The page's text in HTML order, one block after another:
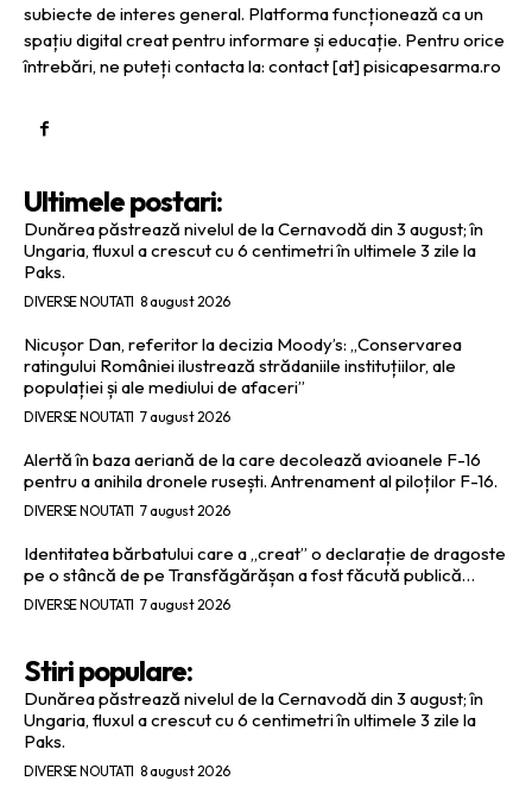
subiecte de interes general. Platforma funcționează ca un
spațiu digital creat pentru informare și educație. Pentru orice
întrebări, ne puteți contacta la: contact [at] pisicapesarma.ro
Ultimele postari:
Dunărea păstrează nivelul de la Cernavodă din 3 august; în
Ungaria, fluxul a crescut cu 6 centimetri în ultimele 3 zile la
Paks.
DIVERSE NOUTATI 8 august 2026
Nicușor Dan, referitor la decizia Moody’s: „Conservarea
ratingului României ilustrează strădaniile instituțiilor, ale
populației și ale mediului de afaceri”
DIVERSE NOUTATI 7 august 2026
Alertă în baza aeriană de la care decolează avioanele F-16
pentru a anihila dronele rusești. Antrenament al piloților F-16.
DIVERSE NOUTATI 7 august 2026
Identitatea bărbatului care a „creat” o declarație de dragoste
pe o stâncă de pe Transfăgărășan a fost făcută publică…
DIVERSE NOUTATI 7 august 2026
Stiri populare:
Dunărea păstrează nivelul de la Cernavodă din 3 august; în
Ungaria, fluxul a crescut cu 6 centimetri în ultimele 3 zile la
Paks.
DIVERSE NOUTATI 8 august 2026